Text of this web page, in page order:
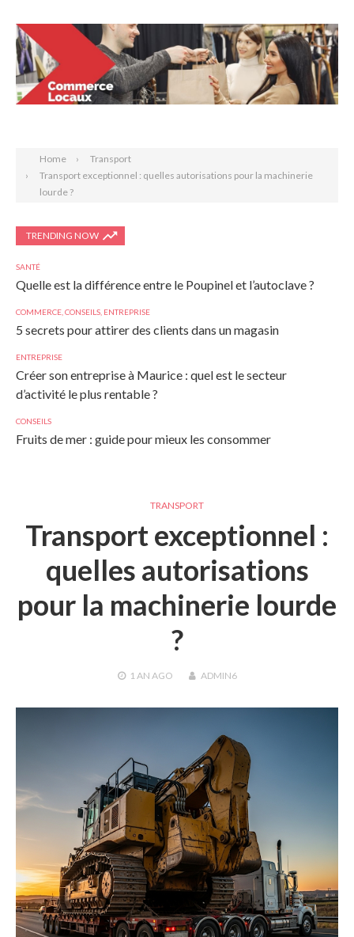
Home
Transport
Transport exceptionnel : quelles autorisations pour la machinerie
lourde ?
TRENDING NOW
SANTÉ
Quelle est la différence entre le Poupinel et l’autoclave ?
COMMERCE CONSEILS ENTREPRISE
5 secrets pour attirer des clients dans un magasin
ENTREPRISE
Créer son entreprise à Maurice : quel est le secteur
d’activité le plus rentable ?
CONSEILS
Fruits de mer : guide pour mieux les consommer
TRANSPORT
Transport exceptionnel :
quelles autorisations
pour la machinerie lourde
?
1 AN AGO ADMIN6